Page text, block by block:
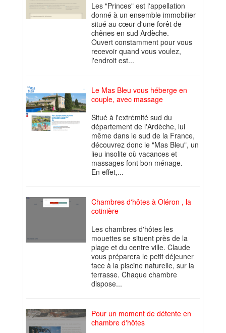
Les "Princes" est l'appellation
donné à un ensemble immobilier
situé au cœur d'une forêt de
chênes en sud Ardèche.
Ouvert constamment pour vous
recevoir quand vous voulez,
l'endroit est...
Le Mas Bleu vous héberge en
couple, avec massage
Situé à l'extrémité sud du
département de l'Ardèche, lui
même dans le sud de la France,
découvrez donc le "Mas Bleu", un
lieu insolite où vacances et
massages font bon ménage.
En effet,...
Chambres d'hôtes à Oléron , la
cotinière
Les chambres d'hôtes les
mouettes se situent près de la
plage et du centre ville. Claude
vous préparera le petit déjeuner
face à la piscine naturelle, sur la
terrasse. Chaque chambre
dispose...
Pour un moment de détente en
chambre d'hôtes